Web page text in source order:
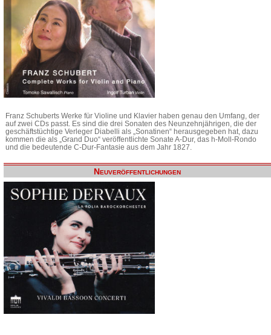
Franz Schuberts Werke für Violine und Klavier haben genau den Umfang, der
auf zwei CDs passt. Es sind die drei Sonaten des Neunzehnjährigen, die der
geschäftstüchtige Verleger Diabelli als „Sonatinen“ herausgegeben hat, dazu
kommen die als „Grand Duo“ veröffentlichte Sonate A-Dur, das h-Moll-Rondo
und die bedeutende C-Dur-Fantasie aus dem Jahr 1827.
Neuveröffentlichungen